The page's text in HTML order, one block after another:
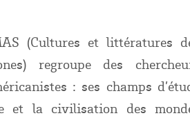
(Cultures et littératures
regroupe des
: ses champs
et la civilisation des